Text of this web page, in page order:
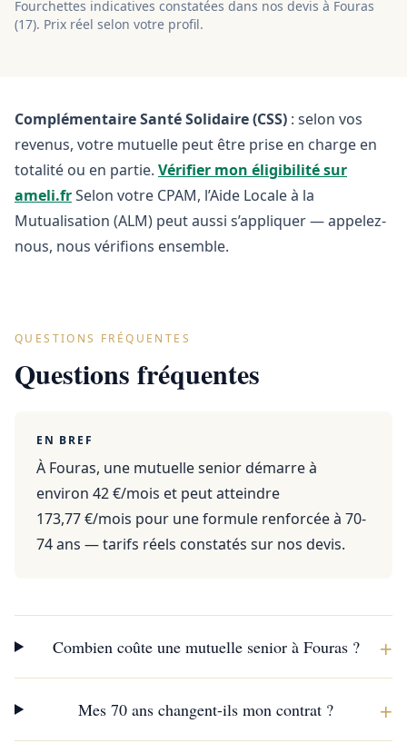
Fourchettes indicatives constatées dans nos devis à Fouras
(17). Prix réel selon votre profil.
Complémentaire Santé Solidaire (CSS) : selon vos
revenus, votre mutuelle peut être prise en charge en
totalité ou en partie. Vérifier mon éligibilité sur
ameli.frSelon votre CPAM, l’Aide Locale à la
Mutualisation (ALM) peut aussi s’appliquer — appelez-
nous, nous vérifions ensemble.
QUESTIONS FRÉQUENTES
Questions fréquentes
EN BREF
À Fouras, une mutuelle senior démarre à
environ 42 €/mois et peut atteindre
173,77 €/mois pour une formule renforcée à 70-
74 ans — tarifs réels constatés sur nos devis.
Combien coûte une mutuelle senior à Fouras ? +
Mes 70 ans changent-ils mon contrat ? +